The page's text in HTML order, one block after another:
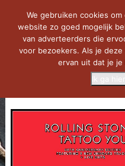
We gebruiken cookies
website zo goed mogelijk
van adverteerders die
voor bezoekers. Als je
ervan uit dat je je
Ik ga